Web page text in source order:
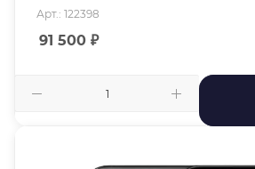
Арт.: 122398
91 500 ₽